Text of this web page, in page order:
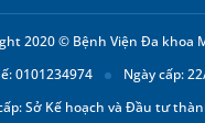
2020 © Bệnh Viện Đa khoa
0101234974
Ngày cấp:
Sở Kế hoạch và Đầu tư